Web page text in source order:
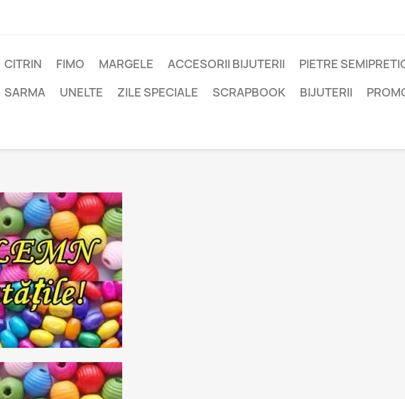
CITRIN FIMO MARGELE ACCESORII BIJUTERII
PIETRE
SARMA
UNELTE ZILE SPECIALE SCRAPBOOK BIJUTERII